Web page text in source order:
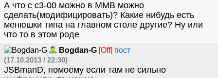
А что с с3-00 можно в MMB можно
сделать(модифицировать)? Какие нибудь есть
менюшки типа на главном столе другие? Ну или
что то в этом роде
Bogdan-G [Off] пост
(17.10.2013 / 22:30)
JSBmanD, помоему если там не сильно